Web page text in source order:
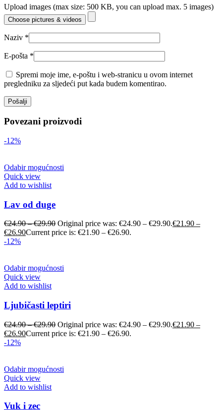
Upload images (max size: 500 KB, you can upload max. 5 images)
Choose pictures & videos
Naziv *
E-pošta *
Spremi moje ime, e-poštu i web-stranicu u ovom internet
pregledniku za sljedeći put kada budem komentirao.
Povezani proizvodi
-12%
Odabir mogućnosti
Quick view
Add to wishlist
Lav od duge
€24.90–€29.90 Original price was: €24.90 – €29.90.€21.90 –
€26.90Current price is: €21.90 – €26.90.
-12%
Odabir mogućnosti
Quick view
Add to wishlist
Ljubičasti leptiri
€24.90–€29.90 Original price was: €24.90 – €29.90.€21.90 –
€26.90Current price is: €21.90 – €26.90.
-12%
Odabir mogućnosti
Quick view
Add to wishlist
Vuk i zec